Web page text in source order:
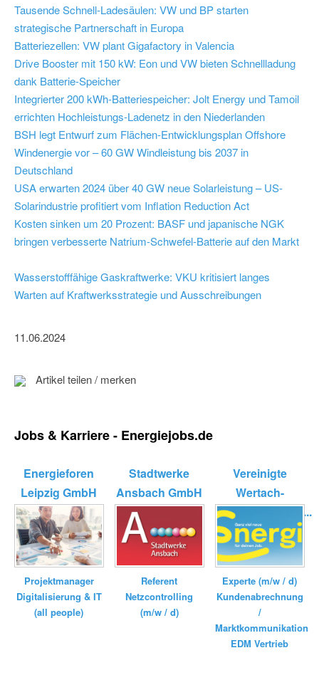
Tausende Schnell-Ladesäulen: VW und BP starten
strategische Partnerschaft in Europa
Batteriezellen: VW plant Gigafactory in Valencia
Drive Booster mit 150 kW: Eon und VW bieten Schnellladung
dank Batterie-Speicher
Integrierter 200 kWh-Batteriespeicher: Jolt Energy und Tamoil
errichten Hochleistungs-Ladenetz in den Niederlanden
BSH legt Entwurf zum Flächen-Entwicklungsplan Offshore
Windenergie vor – 60 GW Windleistung bis 2037 in
Deutschland
USA erwarten 2024 über 40 GW neue Solarleistung – US-
Solarindustrie profitiert vom Inflation Reduction Act
Kosten sinken um 20 Prozent: BASF und japanische NGK
bringen verbesserte Natrium-Schwefel-Batterie auf den Markt
Wasserstofffähige Gaskraftwerke: VKU kritisiert langes
Warten auf Kraftwerksstrategie und Ausschreibungen
11.06.2024
Artikel teilen / merken
Jobs & Karriere - Energiejobs.de
Energieforen
Leipzig GmbH
Projektmanager
Digitalisierung & IT
(all people)
Stadtwerke
Ansbach GmbH
Referent
Netzcontrolling
(m/w / d)
Vereinigte
Wertach-
Elektrizitätswerk...
Experte (m/w / d)
Kundenabrechnung
/
Marktkommunikation
EDM Vertrieb